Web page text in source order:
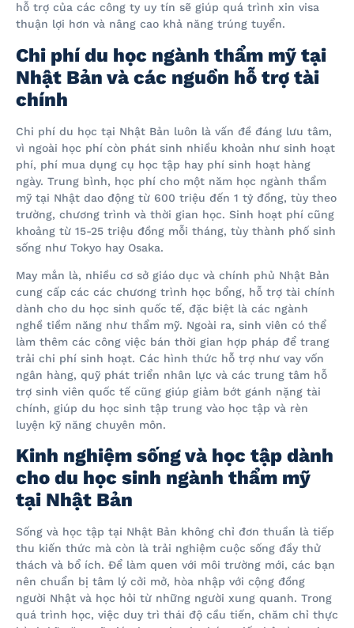
hỗ trợ của các công ty uy tín sẽ giúp quá trình xin visa
thuận lợi hơn và nâng cao khả năng trúng tuyển.
Chi phí du học ngành thẩm mỹ tại
Nhật Bản và các nguồn hỗ trợ tài
chính
Chi phí du học tại Nhật Bản luôn là vấn đề đáng lưu tâm,
vì ngoài học phí còn phát sinh nhiều khoản như sinh hoạt
phí, phí mua dụng cụ học tập hay phí sinh hoạt hàng
ngày. Trung bình, học phí cho một năm học ngành thẩm
mỹ tại Nhật dao động từ 600 triệu đến 1 tỷ đồng, tùy theo
trường, chương trình và thời gian học. Sinh hoạt phí cũng
khoảng từ 15-25 triệu đồng mỗi tháng, tùy thành phố sinh
sống như Tokyo hay Osaka.
May mắn là, nhiều cơ sở giáo dục và chính phủ Nhật Bản
cung cấp các các chương trình học bổng, hỗ trợ tài chính
dành cho du học sinh quốc tế, đặc biệt là các ngành
nghề tiềm năng như thẩm mỹ. Ngoài ra, sinh viên có thể
làm thêm các công việc bán thời gian hợp pháp để trang
trải chi phí sinh hoạt. Các hình thức hỗ trợ như vay vốn
ngân hàng, quỹ phát triển nhân lực và các trung tâm hỗ
trợ sinh viên quốc tế cũng giúp giảm bớt gánh nặng tài
chính, giúp du học sinh tập trung vào học tập và rèn
luyện kỹ năng chuyên môn.
Kinh nghiệm sống và học tập dành
cho du học sinh ngành thẩm mỹ
tại Nhật Bản
Sống và học tập tại Nhật Bản không chỉ đơn thuần là tiếp
thu kiến thức mà còn là trải nghiệm cuộc sống đầy thử
thách và bổ ích. Để làm quen với môi trường mới, các bạn
nên chuẩn bị tâm lý cởi mở, hòa nhập với cộng đồng
người Nhật và học hỏi từ những người xung quanh. Trong
quá trình học, việc duy trì thái độ cầu tiến, chăm chỉ thực